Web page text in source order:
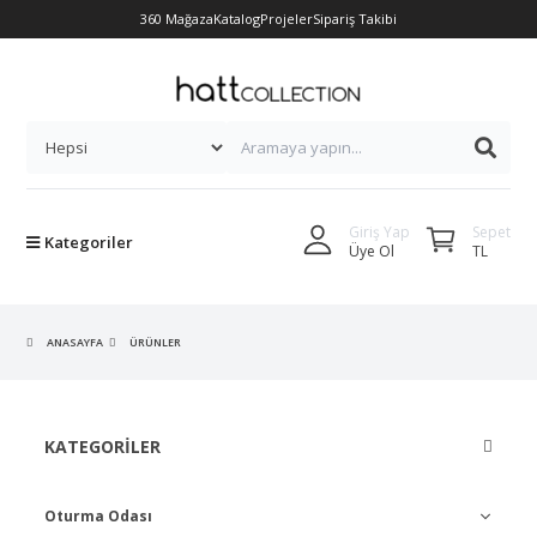
360 MağazaKatalogProjelerSipariş Takibi
Kategoriler
Giriş Yap
Üye Ol
Sepet
TL
ANASAYFA ÜRÜNLER
KATEGORILER
Oturma Odası